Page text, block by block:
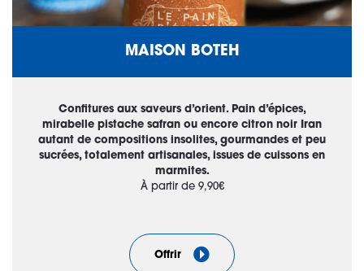
MAISON BOTEH
Confitures aux saveurs d’orient. Pain d’épices,
mirabelle pistache safran ou encore citron noir Iran
autant de compositions insolites, gourmandes et peu
sucrées, totalement artisanales, issues de cuissons en
marmites.
À partir de 9,90€
Offrir